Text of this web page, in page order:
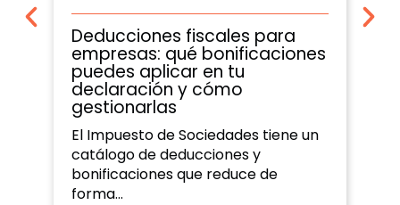
Deducciones fiscales para
empresas: qué bonificaciones
puedes aplicar en tu
declaración y cómo
gestionarlas
El Impuesto de Sociedades tiene un
catálogo de deducciones y
bonificaciones que reduce de
forma...